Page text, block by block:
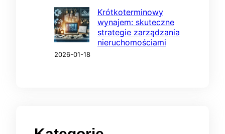
Krótkoterminowy
wynajem: skuteczne
strategie zarządzania
nieruchomościami
2026-01-18